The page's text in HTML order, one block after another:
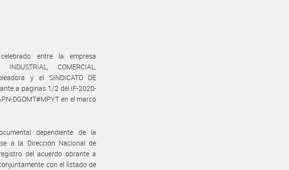
entre la empresa
INDUSTRIAL, COMERCIAL,
y el SINDICATO DE
a paginas 1/2 del IF-2020-
DGDMT#MPYT en el marco
dependiente de la
a la Dirección Nacional de
del acuerdo obrante a
con el listado de